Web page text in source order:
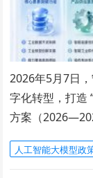
2026年5月7日
字化转型，打造
方案（
人工智能大模型政